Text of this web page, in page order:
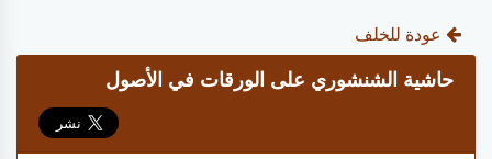
عودة للخلف
حاشية الشنشوري على الورقات في الأصول